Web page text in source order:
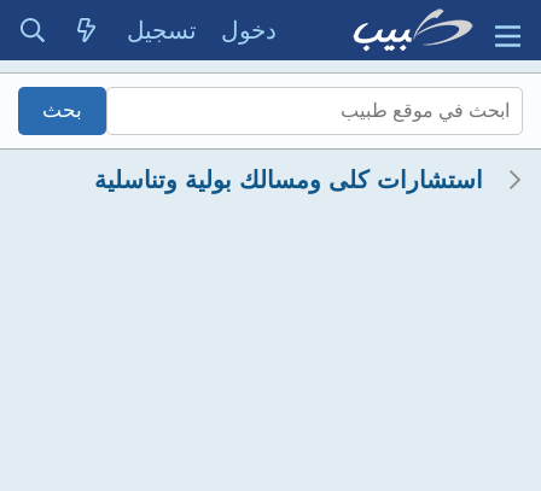
دخول تسجيل
استشارات كلى ومسالك بولية وتناسلية